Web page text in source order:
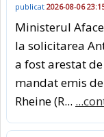
publicat 2026-08-06
Ministerul
la solicitarea
a fost arestat
mandat emis de
Rheine (R...